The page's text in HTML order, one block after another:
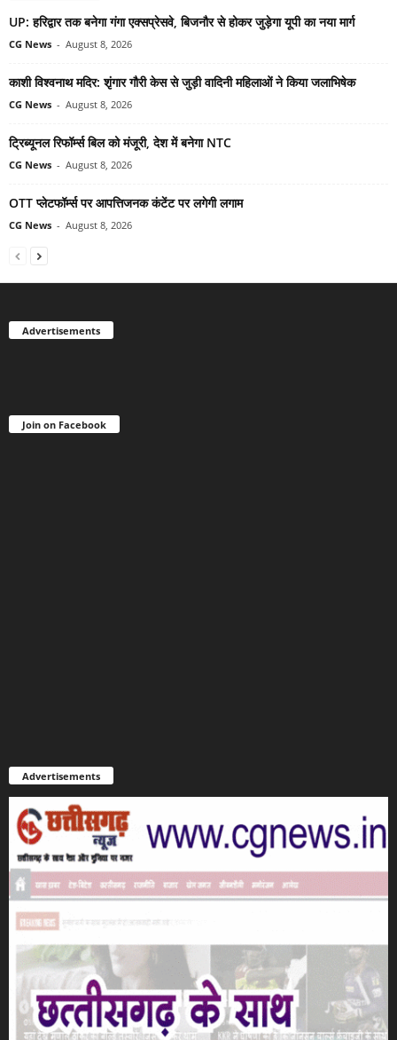
UP: हरिद्वार तक बनेगा गंगा एक्सप्रेसवे, बिजनौर से होकर जुड़ेगा यूपी का नया मार्ग
CG News - August 8, 2026
काशी विश्वनाथ मदिर: शृंगार गौरी केस से जुड़ी वादिनी महिलाओं ने किया जलाभिषेक
CG News - August 8, 2026
ट्रिब्यूनल रिफॉर्म्स बिल को मंजूरी, देश में बनेगा NTC
CG News - August 8, 2026
OTT प्लेटफॉर्म्स पर आपत्तिजनक कंटेंट पर लगेगी लगाम
CG News - August 8, 2026
Advertisements
Join on Facebook
Advertisements